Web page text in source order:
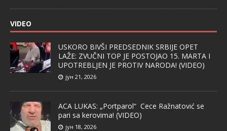
VIDEO
USKORO BIVŠI PREDSEDNIK SRBIJE OPET
LAŽE: ZVUČNI TOP JE POSTOJAO 15. MARTA I
UPOTREBLJEN JE PROTIV NARODA! (VIDEO)
јун 21, 2026
ACA LUKAS: „Portparol“ Cece Ražnatović se
pari sa kerovima! (VIDEO)
јун 18, 2026